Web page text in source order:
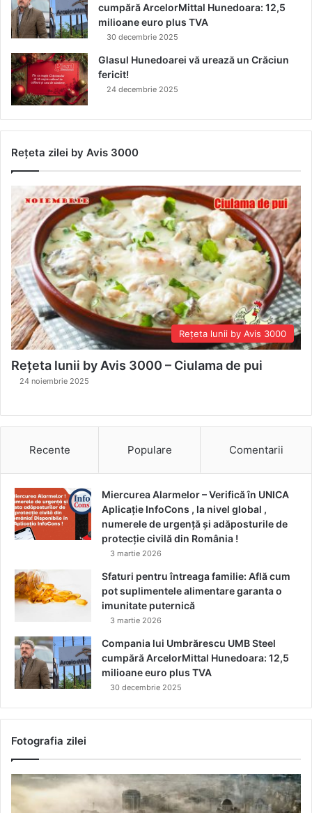
cumpără ArcelorMittal Hunedoara: 12,5
milioane euro plus TVA
30 decembrie 2025
Glasul Hunedoarei vă urează un Crăciun
fericit!
24 decembrie 2025
Rețeta zilei by Avis 3000
Rețeta lunii by Avis 3000
Rețeta lunii by Avis 3000 – Ciulama de pui
24 noiembrie 2025
Recente Populare Comentarii
Miercurea Alarmelor – Verifică în UNICA
Aplicație InfoCons , la nivel global ,
numerele de urgență și adăposturile de
protecție civilă din România !
3 martie 2026
Sfaturi pentru întreaga familie: Află cum
pot suplimentele alimentare garanta o
imunitate puternică
3 martie 2026
Compania lui Umbrărescu UMB Steel
cumpără ArcelorMittal Hunedoara: 12,5
milioane euro plus TVA
30 decembrie 2025
Fotografia zilei